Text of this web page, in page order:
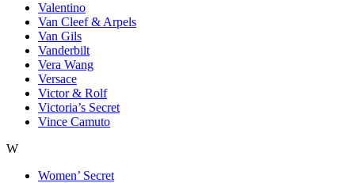
Valentino
Van Cleef & Arpels
Van Gils
Vanderbilt
Vera Wang
Versace
Victor & Rolf
Victoria’s Secret
Vince Camuto
W
Women’ Secret